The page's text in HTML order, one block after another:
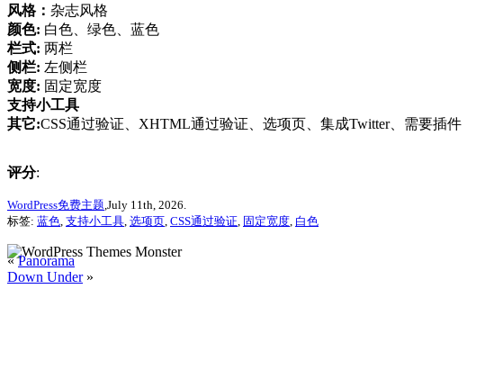
风格： 杂志风格
颜色: 白色、绿色、蓝色
栏式: 两栏
侧栏: 左侧栏
宽度: 固定宽度
支持小工具
其它:CSS通过验证、XHTML通过验证、选项页、集成Twitter、需要插件
评分:
WordPress免费主题 ,July 11th, 2026.
标签: 蓝色 支持小工具 选项页 CSS通过验证 固定宽度 白色
«Panorama
Down Under»